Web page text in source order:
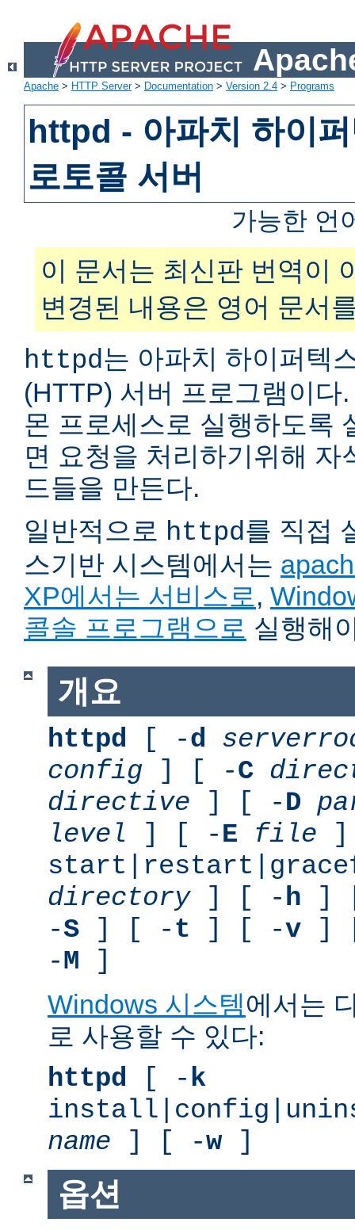
Apache > HTTP Server> Documentation > Version 2.4 > Programs
httpd - 아파치 하이
로토콜 서버
가능한 언
이 문서는 최신판 번역이
변경된 내용은 영어 문서
httpd는 아파치 하이퍼텍
(HTTP) 서버 프로그램이다
몬 프로세스로 실행하도록
면 요청을 처리하기위해 자
드들을 만든다.
일반적으로 httpd를 직접
스기반 시스템에서는
XP에서는 서비스로 ,
콜솔 프로그램으로 실행해
개요
httpd [ -d
config ] [ -C
directive ] [ -D
level ] [ -E file
directory] [ -h ]
-S ] [ -t ] [ -v ]
-M ]
Windows 시스템에서는
로 사용할 수 있다:
httpd [ -k
name ] [ -w]
옵션